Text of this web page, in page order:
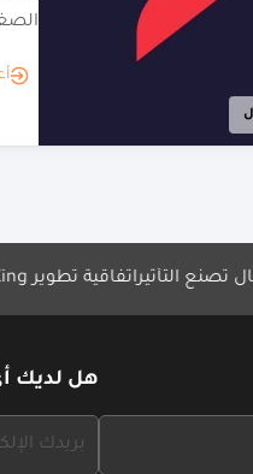
الصغيرة
أعرف
اتفاقية تطوير Burger King في البحرين
هل لديك